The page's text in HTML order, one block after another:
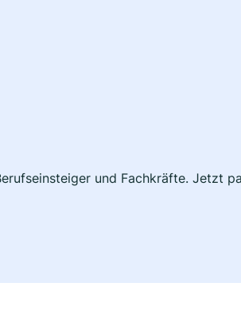
und Fachkräfte. Jetzt